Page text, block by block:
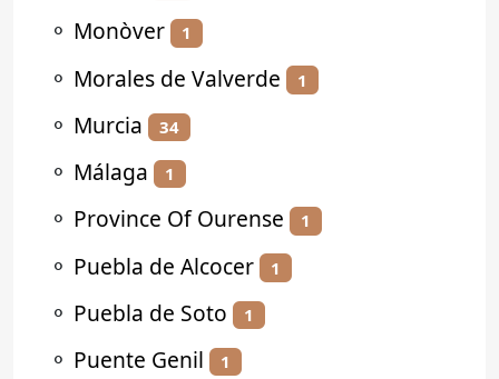
⚬ Monòver 1
⚬ Morales de Valverde 1
⚬ Murcia 34
⚬ Málaga 1
⚬ Province Of Ourense 1
⚬ Puebla de Alcocer 1
⚬ Puebla de Soto 1
⚬ Puente Genil 1